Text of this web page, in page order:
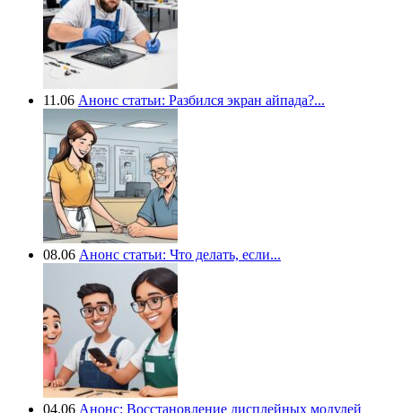
11.06 Анонс статьи: Разбился экран айпада?...
08.06 Анонс статьи: Что делать, если...
04.06 Анонс: Восстановление дисплейных модулей